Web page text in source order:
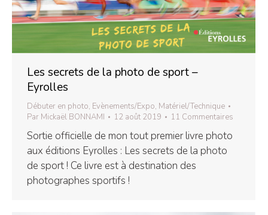
Les secrets de la photo de sport –
Eyrolles
Débuter en photo, Evènements/Expo, Matériel/Technique
Par Mickaël BONNAMI 12 août 2019 11 Commentaires
Sortie officielle de mon tout premier livre photo
aux éditions Eyrolles : Les secrets de la photo
de sport ! Ce livre est à destination des
photographes sportifs !